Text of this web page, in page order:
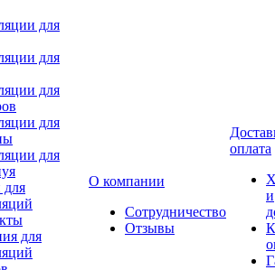
для
для
для
для
для
для
О компании
Сотрудничество
Отзывы
оплата
и